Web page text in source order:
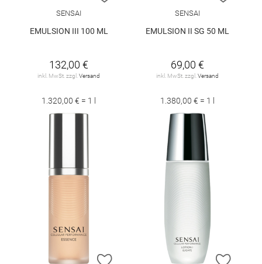
SENSAI
EMULSION III 100 ML
132,00 €
inkl. MwSt. zzgl.Versand
1.320,00 € = 1 l
SENSAI
EMULSION II SG 50 ML
69,00 €
inkl. MwSt. zzgl.Versand
1.380,00 € = 1 l
ZUR WUNSCHLISTE HINZUFÜGEN
ZUR